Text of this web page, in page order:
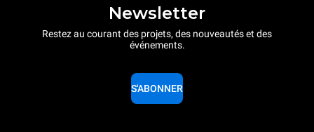
Newsletter
Restez au courant des projets, des nouveautés et des
événements.
S'ABONNER